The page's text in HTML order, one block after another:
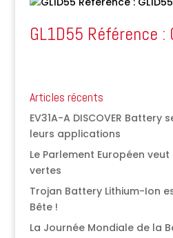
GL1D55 Référence :
Articles récents
EV31A-A DISCOVER
leurs applications
Le Parlement Européen
vertes
Trojan Battery Lithium-Ion
Bête !
La Journée Mondiale de la